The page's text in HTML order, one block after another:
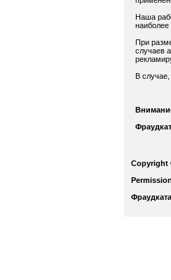
Наша
наиболее
При
случаев
В
Copyright